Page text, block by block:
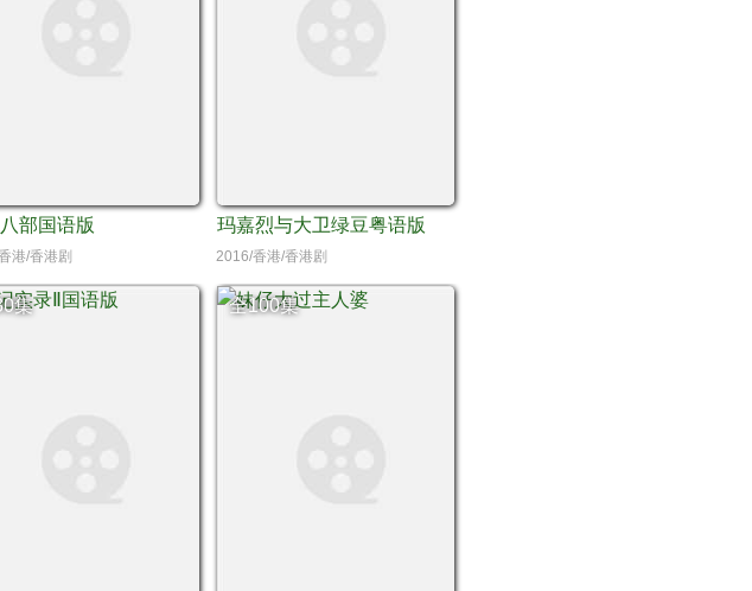
部国语版
港/香港剧
玛嘉烈与大卫绿豆粤语版
2016/香港/香港剧
集 全100集